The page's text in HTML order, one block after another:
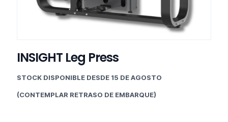
INSIGHT Leg Press
STOCK DISPONIBLE DESDE 15 DE AGOSTO
(CONTEMPLAR RETRASO DE EMBARQUE)